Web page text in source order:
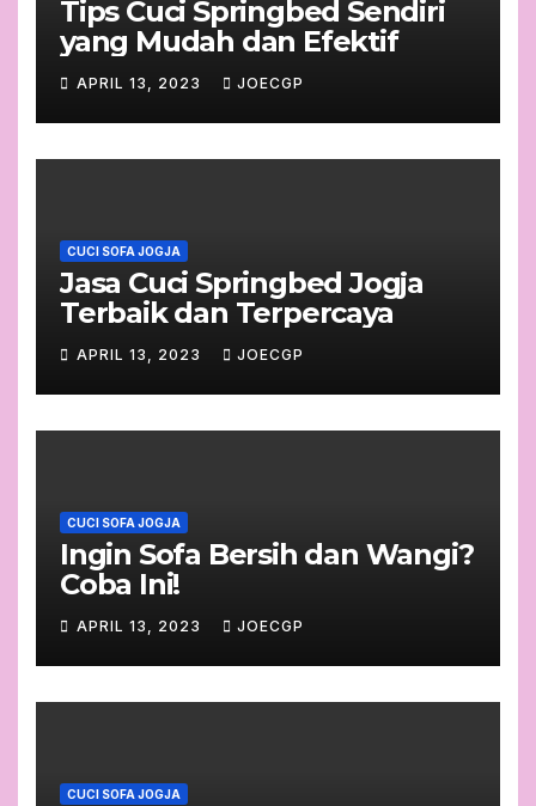
Tips Cuci Springbed Sendiri
yang Mudah dan Efektif
APRIL 13, 2023 JOECGP
CUCI SOFA JOGJA
Jasa Cuci Springbed Jogja
Terbaik dan Terpercaya
APRIL 13, 2023 JOECGP
CUCI SOFA JOGJA
Ingin Sofa Bersih dan Wangi?
Coba Ini!
APRIL 13, 2023 JOECGP
CUCI SOFA JOGJA